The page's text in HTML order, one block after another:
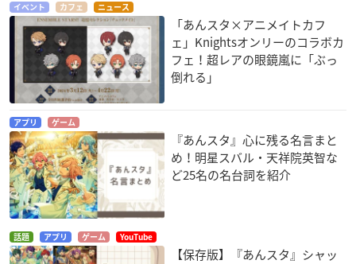
イベント カフェ ニュース
「あんスタ×アニメイトカフ
ェ」Knightsオンリーのコラボカ
フェ！超レアの眼鏡嵐に「ぶっ
倒れる」
アプリ ゲーム
『あんスタ』心に残る名言まと
め！明星スバル・天祥院英智な
ど25名の名台詞を紹介
話題 アプリ ゲーム YouTube
【保存版】『あんスタ』シャッ